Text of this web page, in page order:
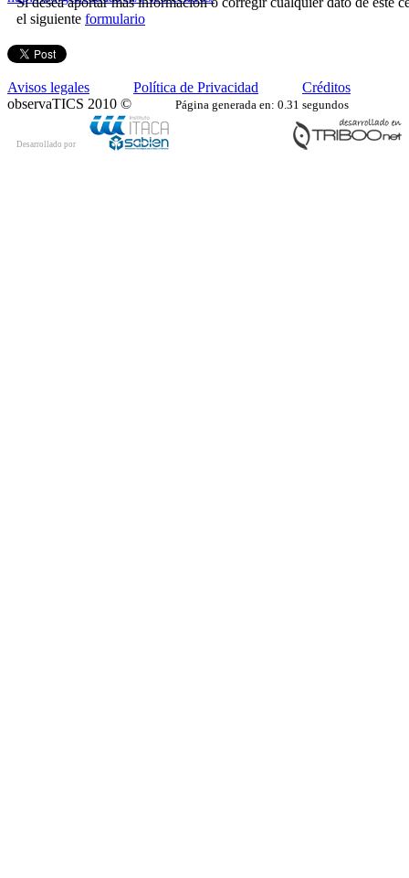
el siguiente formulario
Avisos legales Política de Privacidad
Créditos
observaTICS 2010 ©
Página generada en: 0.31 segundos
Desarrollado por